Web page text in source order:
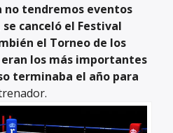
tendremos eventos
canceló el Festival
el Torneo de los
los más importantes
terminaba el año para